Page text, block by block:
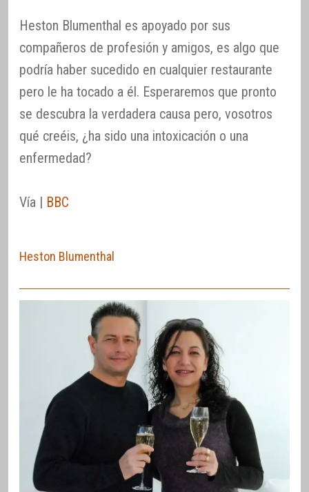
Heston Blumenthal es apoyado por sus
compañeros de profesión y amigos, es algo que
podría haber sucedido en cualquier restaurante
pero le ha tocado a él. Esperaremos que pronto
se descubra la verdadera causa pero, vosotros
qué creéis, ¿ha sido una intoxicación o una
enfermedad?
Vía | BBC
Heston Blumenthal